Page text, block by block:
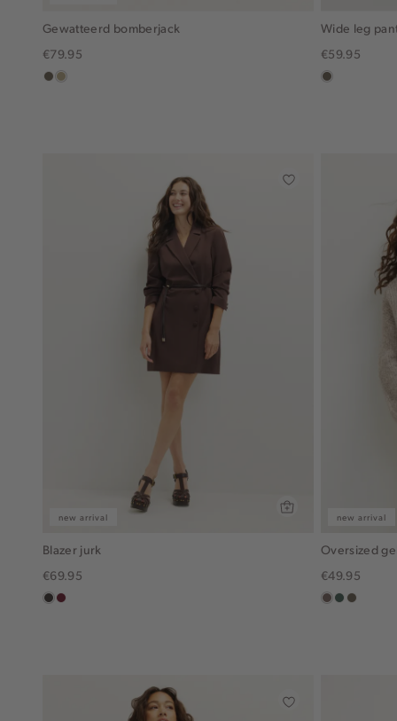
Gewatteerd bomberjack
€79.95
middenbruin
lichtkhaki
Wide leg
€59.95
middenbruin
new arrival
Blazer jurk
€69.95
chocobordeaux
new arrival
Oversized
€49.95
taupe
groen,
bruin